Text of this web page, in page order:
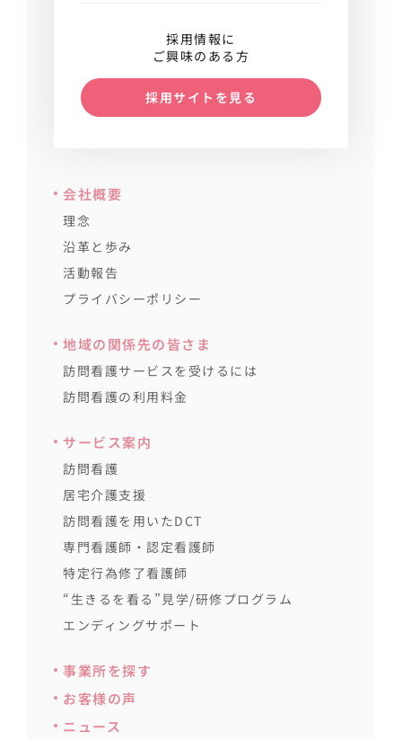
採用情報に
ご興味のある方
採用サイトを見る
会社概要
理念
沿革と歩み
活動報告
プライバシーポリシー
地域の関係先の皆さま
訪問看護サービスを受けるには
訪問看護の利用料金
サービス案内
訪問看護
居宅介護支援
訪問看護を用いたDCT
専門看護師・認定看護師
特定行為修了看護師
“生きるを看る”見学/研修プログラム
エンディングサポート
事業所を探す
お客様の声
ニュース